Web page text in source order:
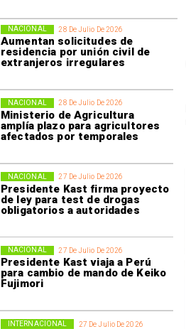
28 De Julio De 2026
Aumentan solicitudes de
residencia por unión civil de
extranjeros irregulares
NACIONAL
28 De Julio De 2026
Ministerio de Agricultura
amplía plazo para agricultores
afectados por temporales
NACIONAL
27 De Julio De 2026
Presidente Kast firma proyecto
de ley para test de drogas
obligatorios a autoridades
NACIONAL
27 De Julio De 2026
Presidente Kast viaja a Perú
para cambio de mando de Keiko
Fujimori
NACIONAL
27 De Julio De 2026
INTERNACIONAL